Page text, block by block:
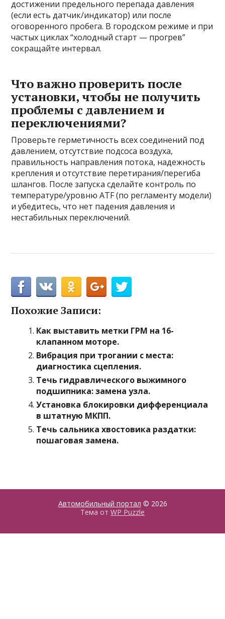
достижении предельного перепада давления
(если есть датчик/индикатор) или после
оговоренного пробега. В городском режиме и при
частых циклах “холодный старт — прогрев”
сокращайте интервал.
Что важно проверить после
установки, чтобы не получить
проблемы с давлением и
переключениями?
Проверьте герметичность всех соединений под
давлением, отсутствие подсоса воздуха,
правильность направления потока, надежность
крепления и отсутствие перетирания/перегиба
шлангов. После запуска сделайте контроль по
температуре/уровню ATF (по регламенту модели)
и убедитесь, что нет падения давления и
нестабильных переключений.
Похожие Записи:
Как выставить метки ГРМ на 16-
клапанном моторе.
Вибрация при трогании с места:
диагностика сцепления.
Течь гидравлического выжимного
подшипника: замена узла.
Установка блокировки дифференциала
в штатную МКПП.
Течь сальника хвостовика раздатки:
пошаговая замена.
Автомобильный портал © 2026
Тема от WP Puzzle